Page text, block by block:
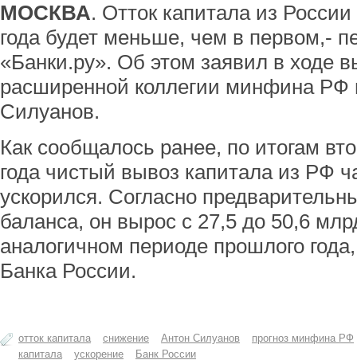
МОСКВА. Отток капитала из
года будет меньше, чем в первом,-
«Банки.ру». Об этом заявил в ходе
расширенной коллегии минфина РФ
Силуанов.
Как сообщалось ранее, по итогам
года чистый вывоз капитала из РФ
ускорился. Согласно
баланса, он вырос с 27,5 до 50,6
аналогичном периоде прошлого
Банка России.
отток капитала снижение Антон Силуанов
прогноз минфина РФ
капитала
ускорение Банк России